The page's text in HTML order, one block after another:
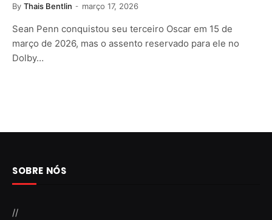
By Thais Bentlin março 17, 2026
Sean Penn conquistou seu terceiro Oscar em 15 de
março de 2026, mas o assento reservado para ele no
Dolby…
SOBRE NÓS
//